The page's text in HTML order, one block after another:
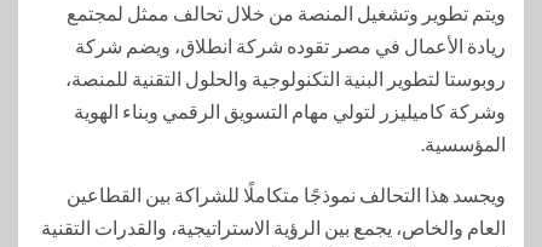
ويتم تطوير وتشغيل المنصة من خلال تحالف ممثل لمجتمع
ريادة الأعمال في مصر تقوده شركة انطلاق، ويضم شركة
روبوستا لتطوير البنية التكنولوجية والحلول التقنية للمنصة،
وشركة كاميليزر لتولي مهام التسويق الرقمي وبناء الهوية
المؤسسية.
ويجسد هذا التحالف نموذجًا متكاملًا للشراكة بين القطاعين
العام والخاص، يجمع بين الرؤية الاستراتيجية، والقدرات التقنية